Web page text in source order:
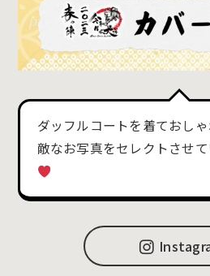
ダッフルコートを着ておし
敵なお写真をセレクトさせ